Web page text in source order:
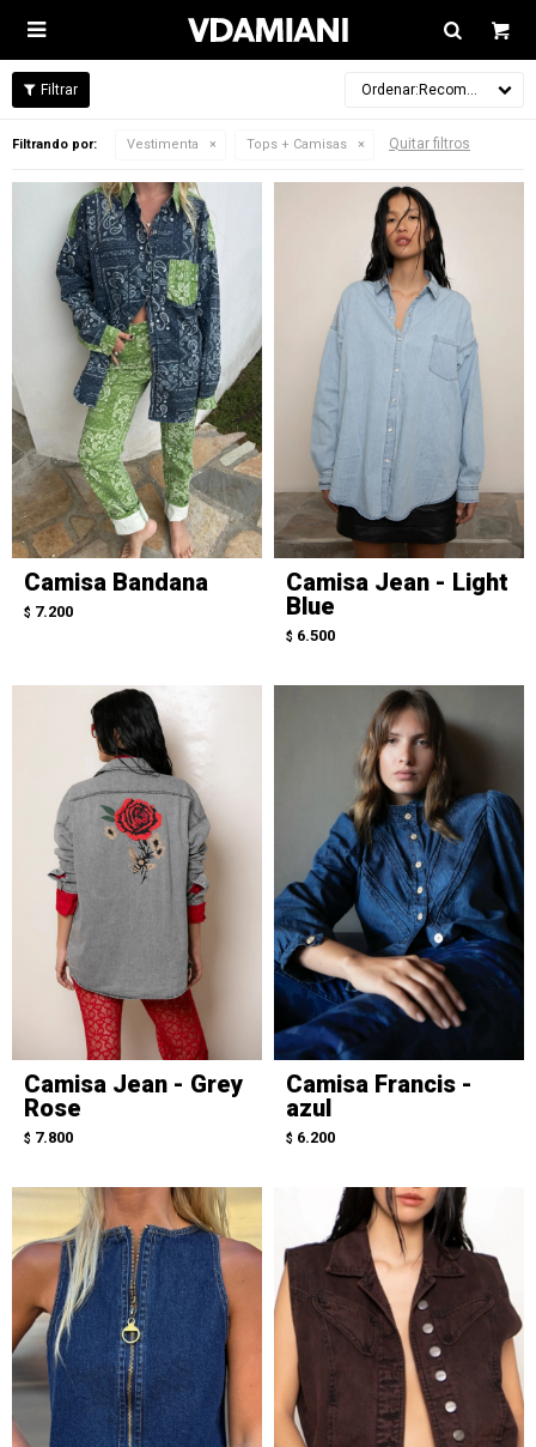

Recomendados
Filtrando por: Vestimenta Tops + Camisas Quitar filtros
Camisa Bandana
$ 7.200
Camisa Jean - Light
Blue
$ 6.500
Camisa Jean - Grey
Rose
$ 7.800
Camisa Francis -
azul
$ 6.200